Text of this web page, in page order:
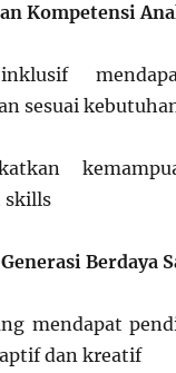
Kompetensi
sesuai
skills
Berdaya
mendapat
dan kreatif